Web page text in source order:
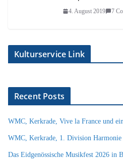
4. August 2019 7
Kulturservice Link
Recent Posts
WMC, Kerkrade, Vive la France und
WMC, Kerkrade, 1. Division Harmonie
Das Eidgenössische Musikfest 2026 in